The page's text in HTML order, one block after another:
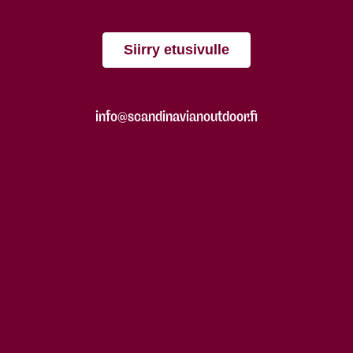
Siirry etusivulle
info@scandinavianoutdoor.fi